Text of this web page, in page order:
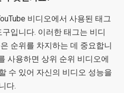
비디오에서 사용된 태그
입니다. 이러한 태그는 비디
순위를 차지하는 데 중요합니
사용하면 상위 순위 비디오에
수 있어 자신의 비디오 성능을
다.